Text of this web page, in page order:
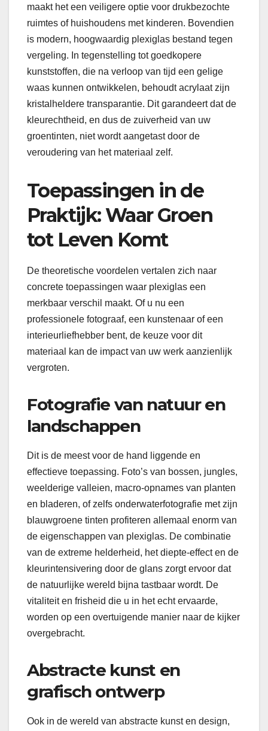
maakt het een veiligere optie voor drukbezochte
ruimtes of huishoudens met kinderen. Bovendien
is modern, hoogwaardig plexiglas bestand tegen
vergeling. In tegenstelling tot goedkopere
kunststoffen, die na verloop van tijd een gelige
waas kunnen ontwikkelen, behoudt acrylaat zijn
kristalheldere transparantie. Dit garandeert dat de
kleurechtheid, en dus de zuiverheid van uw
groentinten, niet wordt aangetast door de
veroudering van het materiaal zelf.
Toepassingen in de
Praktijk: Waar Groen
tot Leven Komt
De theoretische voordelen vertalen zich naar
concrete toepassingen waar plexiglas een
merkbaar verschil maakt. Of u nu een
professionele fotograaf, een kunstenaar of een
interieurliefhebber bent, de keuze voor dit
materiaal kan de impact van uw werk aanzienlijk
vergroten.
Fotografie van natuur en
landschappen
Dit is de meest voor de hand liggende en
effectieve toepassing. Foto’s van bossen, jungles,
weelderige valleien, macro-opnames van planten
en bladeren, of zelfs onderwaterfotografie met zijn
blauwgroene tinten profiteren allemaal enorm van
de eigenschappen van plexiglas. De combinatie
van de extreme helderheid, het diepte-effect en de
kleurintensivering door de glans zorgt ervoor dat
de natuurlijke wereld bijna tastbaar wordt. De
vitaliteit en frisheid die u in het echt ervaarde,
worden op een overtuigende manier naar de kijker
overgebracht.
Abstracte kunst en
grafisch ontwerp
Ook in de wereld van abstracte kunst en design,